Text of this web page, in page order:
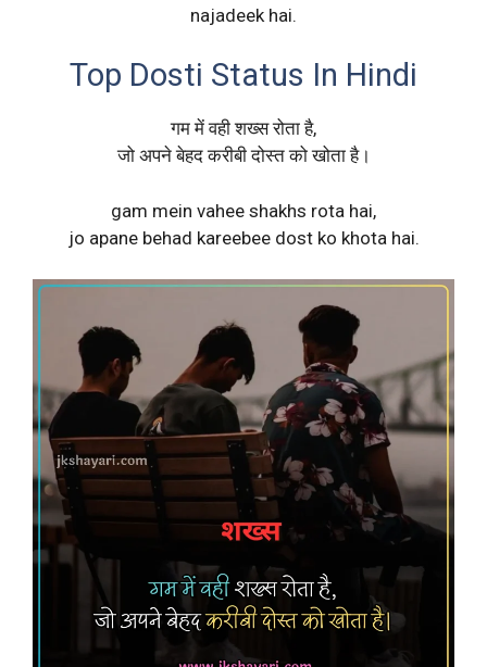
najadeek hai.
Top Dosti Status In Hindi
गम में वही शख्स रोता है,
जो अपने बेहद करीबी दोस्त को खोता है।
gam mein vahee shakhs rota hai,
jo apane behad kareebee dost ko khota hai.